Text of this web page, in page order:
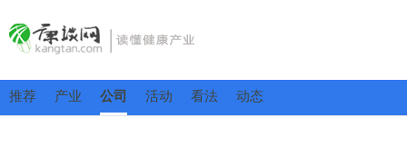
推荐 产业 公司 活动 看法 动态